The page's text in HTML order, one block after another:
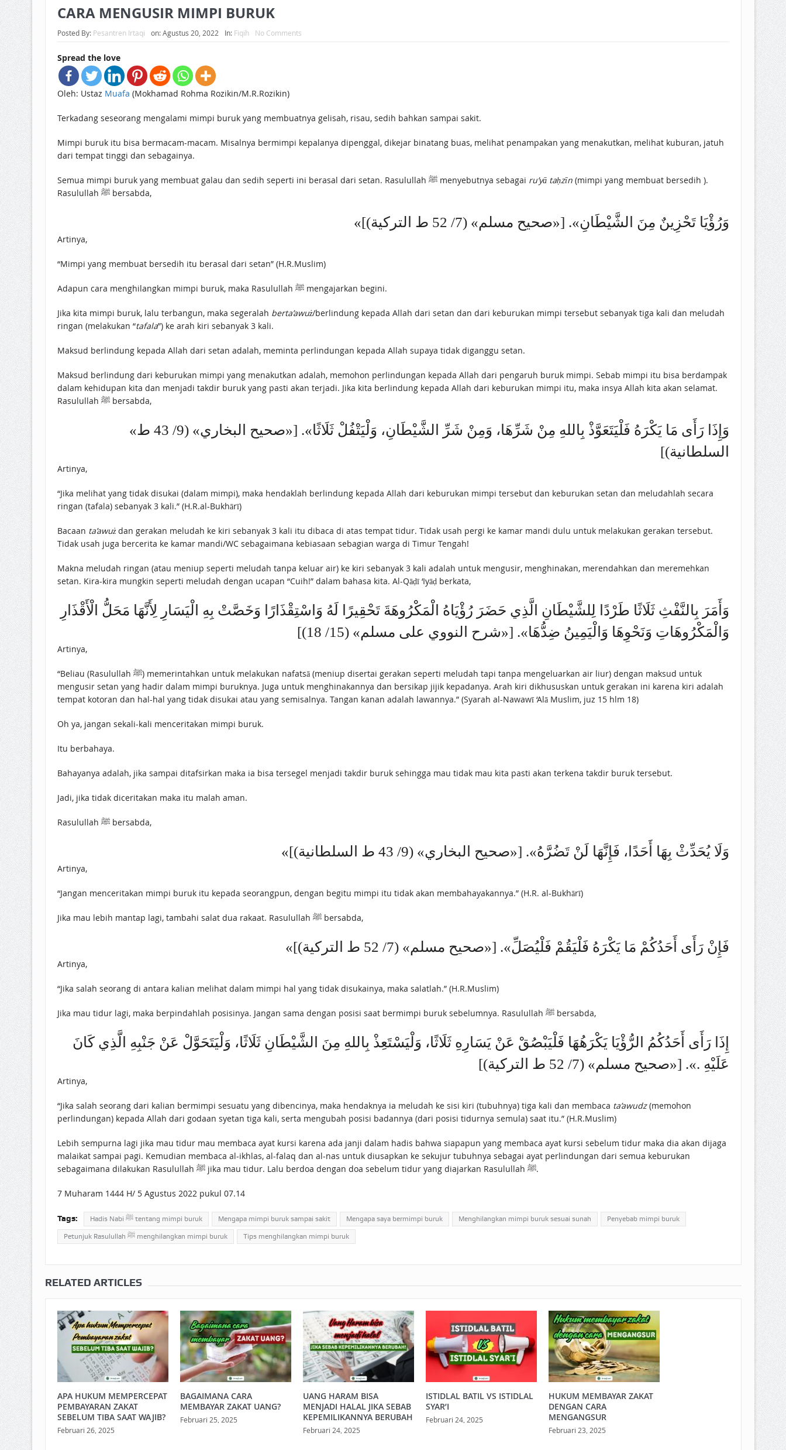
CARA MENGUSIR MIMPI BURUK
Posted By: Pesantren Irtaqi on:Agustus 20, 2022 In: Fiqih No Comments
Spread the love
Oleh: Ustaz Muafa (Mokhamad Rohma Rozikin/M.R.Rozikin)
Terkadang seseorang mengalami mimpi buruk yang membuatnya gelisah, risau, sedih bahkan sampai sakit.
Mimpi buruk itu bisa bermacam-macam. Misalnya bermimpi kepalanya dipenggal, dikejar binatang buas, melihat penampakan yang menakutkan, melihat kuburan, jatuh
dari tempat tinggi dan sebagainya.
Semua mimpi buruk yang membuat galau dan sedih seperti ini berasal dari setan. Rasulullah ﷺ menyebutnya sebagai ru’yā taḥzīn(mimpi yang membuat bersedih ).
Rasulullah ﷺ bersabda,
«وَرُؤْيَا ‌تَحْزِينٌ مِنَ الشَّيْطَانِ». [«صحيح مسلم» (7/ 52 ط التركية)]
Artinya,
“Mimpi yang membuat bersedih itu berasal dari setan” (H.R.Muslim)
Adapun cara menghilangkan mimpi buruk, maka Rasulullah ﷺ mengajarkan begini.
Jika kita mimpi buruk, lalu terbangun, maka segeralah berta’awuż/berlindung kepada Allah dari setan dan dari keburukan mimpi tersebut sebanyak tiga kali dan meludah
ringan (melakukan “tafala”) ke arah kiri sebanyak 3 kali.
Maksud berlindung kepada Allah dari setan adalah, meminta perlindungan kepada Allah supaya tidak diganggu setan.
Maksud berlindung dari keburukan mimpi yang menakutkan adalah, memohon perlindungan kepada Allah dari pengaruh buruk mimpi. Sebab mimpi itu bisa berdampak
dalam kehidupan kita dan menjadi takdir buruk yang pasti akan terjadi. Jika kita berlindung kepada Allah dari keburukan mimpi itu, maka insya Allah kita akan selamat.
Rasulullah ﷺ bersabda,
«وَإِذَا ‌رَأَى ‌مَا ‌يَكْرَهُ ‌فَلْيَتَعَوَّذْ ‌بِاللهِ ‌مِنْ ‌شَرِّهَا، ‌وَمِنْ ‌شَرِّ ‌الشَّيْطَانِ، ‌وَلْيَتْفُلْ ‌ثَلَاثًا». [«صحيح البخاري» (9/ 43 ط
السلطانية)]
Artinya,
“Jika melihat yang tidak disukai (dalam mimpi), maka hendaklah berlindung kepada Allah dari keburukan mimpi tersebut dan keburukan setan dan meludahlah secara
ringan (tafala) sebanyak 3 kali.” (H.R.al-Bukhārī)
Bacaan ta’awużdan gerakan meludah ke kiri sebanyak 3 kali itu dibaca di atas tempat tidur. Tidak usah pergi ke kamar mandi dulu untuk melakukan gerakan tersebut.
Tidak usah juga bercerita ke kamar mandi/WC sebagaimana kebiasaan sebagian warga di Timur Tengah!
Makna meludah ringan (atau meniup seperti meludah tanpa keluar air) ke kiri sebanyak 3 kali adalah untuk mengusir, menghinakan, merendahkan dan meremehkan
setan. Kira-kira mungkin seperti meludah dengan ucapan “Cuih!” dalam bahasa kita. Al-Qāḍī ‘Iyāḍ berkata,
وَأَمَرَ بِالنَّفْثِ ثَلَاثًا طَرْدًا لِلشَّيْطَانِ الَّذِي حَضَرَ رُؤْيَاهُ الْمَكْرُوهَةَ تَحْقِيرًا لَهُ وَاسْتِقْذَارًا وَخَصَّتْ بِهِ الْيَسَارِ لِأَنَّهَا مَحَلُّ الْأَقْذَارِ
وَالْمَكْرُوهَاتِ وَنَحْوِهَا وَالْيَمِينُ ضِدُّهَا». [«شرح النووي على مسلم» (15/ 18)]
Artinya,
“Beliau (Rasulullah ﷺ) memerintahkan untuk melakukan nafatsā (meniup disertai gerakan seperti meludah tapi tanpa mengeluarkan air liur) dengan maksud untuk
mengusir setan yang hadir dalam mimpi buruknya. Juga untuk menghinakannya dan bersikap jijik kepadanya. Arah kiri dikhususkan untuk gerakan ini karena kiri adalah
tempat kotoran dan hal-hal yang tidak disukai atau yang semisalnya. Tangan kanan adalah lawannya.” (Syarah al-Nawawī ‘Alā Muslim, juz 15 hlm 18)
Oh ya, jangan sekali-kali menceritakan mimpi buruk.
Itu berbahaya.
Bahayanya adalah, jika sampai ditafsirkan maka ia bisa tersegel menjadi takdir buruk sehingga mau tidak mau kita pasti akan terkena takdir buruk tersebut.
Jadi, jika tidak diceritakan maka itu malah aman.
Rasulullah ﷺ bersabda,
«وَلَا ‌يُحَدِّثْ ‌بِهَا ‌أَحَدًا، فَإِنَّهَا لَنْ تَضُرَّهُ». [«صحيح البخاري» (9/ 43 ط السلطانية)]
Artinya,
“Jangan menceritakan mimpi buruk itu kepada seorangpun, dengan begitu mimpi itu tidak akan membahayakannya.” (H.R. al-Bukhārī)
Jika mau lebih mantap lagi, tambahi salat dua rakaat. Rasulullah ﷺ bersabda,
«فَإِنْ ‌رَأَى ‌أَحَدُكُمْ ‌مَا ‌يَكْرَهُ ‌فَلْيَقُمْ ‌فَلْيُصَلِّ». [«صحيح مسلم» (7/ 52 ط التركية)]
Artinya,
“Jika salah seorang di antara kalian melihat dalam mimpi hal yang tidak disukainya, maka salatlah.” (H.R.Muslim)
Jika mau tidur lagi, maka berpindahlah posisinya. Jangan sama dengan posisi saat bermimpi buruk sebelumnya. Rasulullah ﷺ bersabda,
إِذَا رَأَى أَحَدُكُمُ الرُّؤْيَا يَكْرَهُهَا فَلْيَبْصُقْ عَنْ يَسَارِهِ ثَلَاثًا، وَلْيَسْتَعِذْ بِاللهِ مِنَ الشَّيْطَانِ ثَلَاثًا، ‌وَلْيَتَحَوَّلْ ‌عَنْ ‌جَنْبِهِ ‌الَّذِي ‌كَانَ
‌عَلَيْهِ .». [«صحيح مسلم» (7/ 52 ط التركية)]
Artinya,
“Jika salah seorang dari kalian bermimpi sesuatu yang dibencinya, maka hendaknya ia meludah ke sisi kiri (tubuhnya) tiga kali dan membaca ta’awudz(memohon
perlindungan) kepada Allah dari godaan syetan tiga kali, serta mengubah posisi badannya (dari posisi tidurnya semula) saat itu.” (H.R.Muslim)
Lebih sempurna lagi jika mau tidur mau membaca ayat kursi karena ada janji dalam hadis bahwa siapapun yang membaca ayat kursi sebelum tidur maka dia akan dijaga
malaikat sampai pagi. Kemudian membaca al-ikhlas, al-falaq dan al-nas untuk diusapkan ke sekujur tubuhnya sebagai ayat perlindungan dari semua keburukan
sebagaimana dilakukan Rasulullah ﷺ jika mau tidur. Lalu berdoa dengan doa sebelum tidur yang diajarkan Rasulullah ﷺ.
7 Muharam 1444 H/ 5 Agustus 2022 pukul 07.14
Tags: Hadis Nabi ﷺ tentang mimpi buruk Mengapa mimpi buruk sampai sakit Mengapa saya bermimpi buruk Menghilangkan mimpi buruk sesuai sunah Penyebab mimpi buruk
Petunjuk Rasulullah ﷺ menghilangkan mimpi buruk Tips menghilangkan mimpi buruk
RELATED ARTICLES
APA HUKUM MEMPERCEPAT
PEMBAYARAN ZAKAT
SEBELUM TIBA SAAT WAJIB?
Februari 26, 2025
BAGAIMANA CARA
MEMBAYAR ZAKAT UANG?
Februari 25, 2025
UANG HARAM BISA
MENJADI HALAL JIKA SEBAB
KEPEMILIKANNYA BERUBAH
Februari 24, 2025
ISTIDLAL BATIL VS ISTIDLAL
SYAR’I
Februari 24, 2025
HUKUM MEMBAYAR ZAKAT
DENGAN CARA
MENGANGSUR
Februari 23, 2025